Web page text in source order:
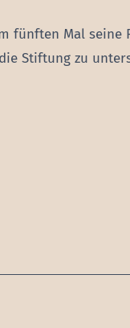
fünften Mal seine
Stiftung zu